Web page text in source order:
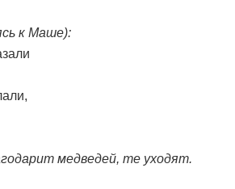
к Маше):
медведей, те уходят.